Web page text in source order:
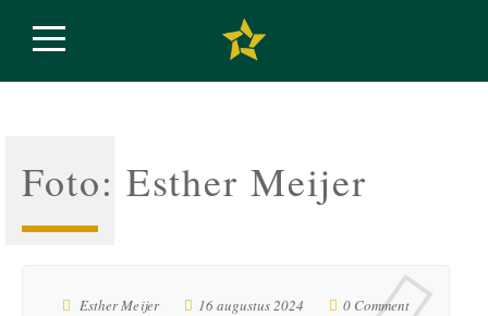
Foto: Esther Meijer
Esther Meijer 16 augustus 2024 0 Comment